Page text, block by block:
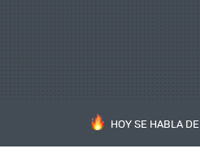
HOY SE HABLA DE